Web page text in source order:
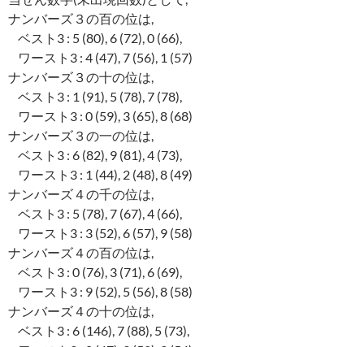
ナンバーズ３の百の位は,
ベスト3 : 5 (80), 6 (72), 0 (66),
ワースト3 : 4 (47), 7 (56), 1 (57)
ナンバーズ３の十の位は,
ベスト3 : 1 (91), 5 (78), 7 (78),
ワースト3 : 0 (59), 3 (65), 8 (68)
ナンバーズ３の一の位は,
ベスト3 : 6 (82), 9 (81), 4 (73),
ワースト3 : 1 (44), 2 (48), 8 (49)
ナンバーズ４の千の位は,
ベスト3 : 5 (78), 7 (67), 4 (66),
ワースト3 : 3 (52), 6 (57), 9 (58)
ナンバーズ４の百の位は,
ベスト3 : 0 (76), 3 (71), 6 (69),
ワースト3 : 9 (52), 5 (56), 8 (58)
ナンバーズ４の十の位は,
ベスト3 : 6 (146), 7 (88), 5 (73),